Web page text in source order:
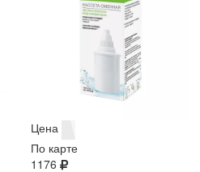
Цена
По карте
1176